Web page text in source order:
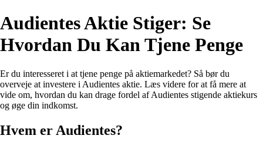
Audientes Aktie Stiger: Se
Hvordan Du Kan Tjene Penge
Er du interesseret i at tjene penge på aktiemarkedet? Så bør du
overveje at investere i Audientes aktie. Læs videre for at få mere at
vide om, hvordan du kan drage fordel af Audientes stigende aktiekurs
og øge din indkomst.
Hvem er Audientes?